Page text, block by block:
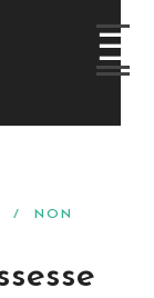
/ NON